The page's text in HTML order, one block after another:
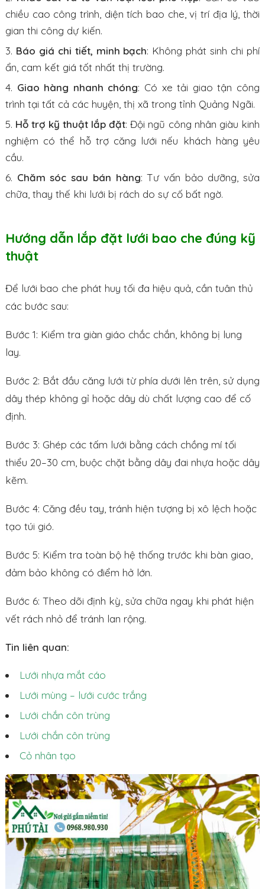
chiều cao công trình, diện tích bao che, vị trí địa lý, thời
gian thi công dự kiến.
Báo giá chi tiết, minh bạch: Không phát sinh chi phí
ẩn, cam kết giá tốt nhất thị trường.
Giao hàng nhanh chóng: Có xe tải giao tận công
trình tại tất cả các huyện, thị xã trong tỉnh Quảng Ngãi.
Hỗ trợ kỹ thuật lắp đặt: Đội ngũ công nhân giàu kinh
nghiệm có thể hỗ trợ căng lưới nếu khách hàng yêu
cầu.
Chăm sóc sau bán hàng: Tư vấn bảo dưỡng, sửa
chữa, thay thế khi lưới bị rách do sự cố bất ngờ.
Hướng dẫn lắp đặt lưới bao che đúng kỹ
thuật
Để lưới bao che phát huy tối đa hiệu quả, cần tuân thủ
các bước sau:
Bước 1: Kiểm tra giàn giáo chắc chắn, không bị lung
lay.
Bước 2: Bắt đầu căng lưới từ phía dưới lên trên, sử dụng
dây thép không gỉ hoặc dây dù chất lượng cao để cố
định.
Bước 3: Ghép các tấm lưới bằng cách chồng mí tối
thiểu 20–30 cm, buộc chặt bằng dây đai nhựa hoặc dây
kẽm.
Bước 4: Căng đều tay, tránh hiện tượng bị xô lệch hoặc
tạo túi gió.
Bước 5: Kiểm tra toàn bộ hệ thống trước khi bàn giao,
đảm bảo không có điểm hở lớn.
Bước 6: Theo dõi định kỳ, sửa chữa ngay khi phát hiện
vết rách nhỏ để tránh lan rộng.
Tin liên quan:
Lưới nhựa mắt cáo
Lưới mùng – lưới cước trắng
Lưới chắn côn trùng
Lưới chắn côn trùng
Cỏ nhân tạo